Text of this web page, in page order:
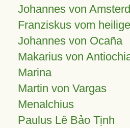
Johannes von
Franziskus vom
Johannes von Ocaña
Makarius von
Marina
Martin von Vargas
Menalchius
Paulus Lê Bảo Tịnh